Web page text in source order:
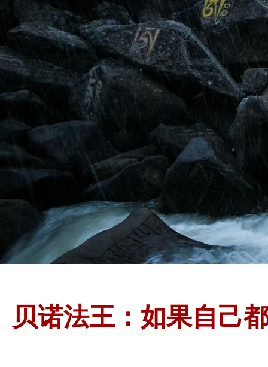
贝诺法王：如果自己